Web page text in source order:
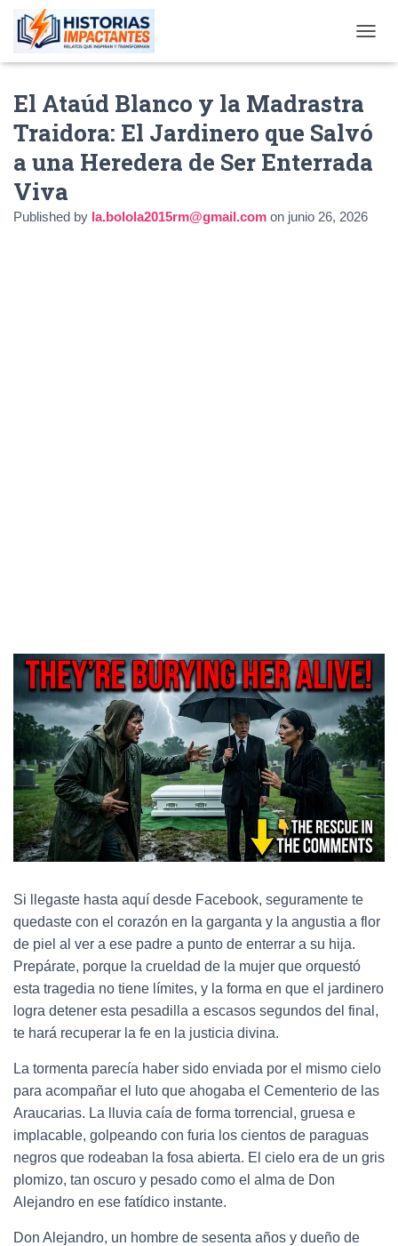
El Ataúd Blanco y la Madrastra
Traidora: El Jardinero que Salvó
a una Heredera de Ser Enterrada
Viva
Published by la.bolola2015rm@gmail.com on junio 26, 2026
Si llegaste hasta aquí desde Facebook, seguramente te
quedaste con el corazón en la garganta y la angustia a flor
de piel al ver a ese padre a punto de enterrar a su hija.
Prepárate, porque la crueldad de la mujer que orquestó
esta tragedia no tiene límites, y la forma en que el jardinero
logra detener esta pesadilla a escasos segundos del final,
te hará recuperar la fe en la justicia divina.
La tormenta parecía haber sido enviada por el mismo cielo
para acompañar el luto que ahogaba el Cementerio de las
Araucarias. La lluvia caía de forma torrencial, gruesa e
implacable, golpeando con furia los cientos de paraguas
negros que rodeaban la fosa abierta. El cielo era de un gris
plomizo, tan oscuro y pesado como el alma de Don
Alejandro en ese fatídico instante.
Don Alejandro, un hombre de sesenta años y dueño de